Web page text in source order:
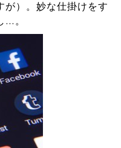
が）。妙な仕掛けをす
…。